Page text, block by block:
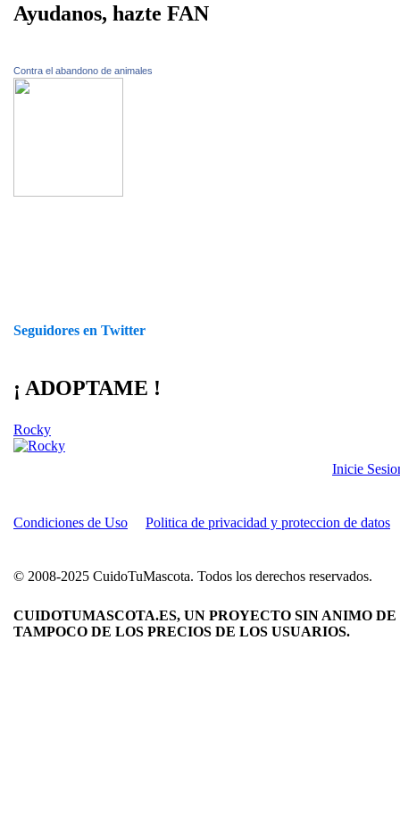
Ayudanos, hazte FAN
Contra el abandono de animales
Seguidores en Twitter
¡ ADOPTAME !
Rocky
Inicie
Condiciones de Uso Politica de privacidad y proteccion de datos
© 2008-2025 CuidoTuMascota. Todos los derechos reservados.
CUIDOTUMASCOTA.ES, UN PROYECTO SIN ANIMO
TAMPOCO DE LOS PRECIOS DE LOS USUARIOS.